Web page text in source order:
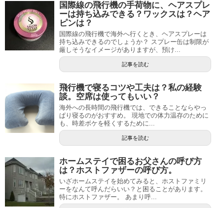
国際線の飛行機の手荷物に、ヘアスプレ
ーは持ち込みできる？ワックスは？ヘア
ピンは？
国際線の飛行機で海外へ行くとき、ヘアスプレーは
持ち込みできるのでしょうか？ スプレー缶は制限が
厳しそうなイメージがありますが、預け...
記事を読む
飛行機で寝るコツや工夫は？私の経験
談。空席は使ってもいい？
海外への長時間の飛行機では、できることならやっ
ぱり寝るのがおすすめ。 現地での体力温存のために
も、時差ボケを軽くするために...
記事を読む
ホームステイで困るお父さんの呼び方
は？ホストファザーの呼び方。
いざホームステイを始めてみると、ホストファミリ
ーをなんて呼んだらいい？と困ることがあります。
特にホストファザー。 あまり呼...